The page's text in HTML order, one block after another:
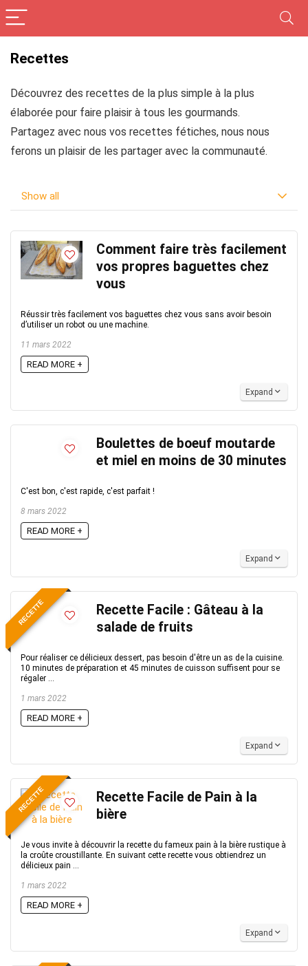
Recettes
Découvrez des recettes de la plus simple à la plus
élaborée pour faire plaisir à tous les gourmands.
Partagez avec nous vos recettes fétiches, nous nous
ferons un plaisir de les partager avec la communauté.
Show all
Comment faire très facilement
vos propres baguettes chez
vous
Réussir très facilement vos baguettes chez vous sans avoir besoin
d’utiliser un robot ou une machine.
11 mars 2022
READ MORE +
Expand
Boulettes de boeuf moutarde
et miel en moins de 30 minutes
C'est bon, c'est rapide, c'est parfait !
8 mars 2022
READ MORE +
Expand
RECETTE
Recette Facile : Gâteau à la
salade de fruits
Pour réaliser ce délicieux dessert, pas besoin d'être un as de la cuisine.
10 minutes de préparation et 45 minutes de cuisson suffisent pour se
régaler ...
1 mars 2022
READ MORE +
Expand
RECETTE
Recette Facile de Pain à la
bière
Je vous invite à découvrir la recette du fameux pain à la bière rustique à
la croûte croustillante. En suivant cette recette vous obtiendrez un
délicieux pain ...
1 mars 2022
READ MORE +
Expand